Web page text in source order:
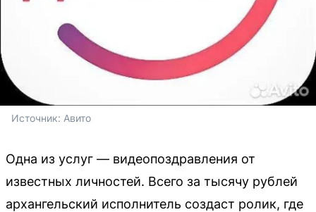
Источник: Авито
Одна из услуг — видеопоздравления от
известных личностей. Всего за тысячу рублей
архангельский исполнитель создаст ролик, где